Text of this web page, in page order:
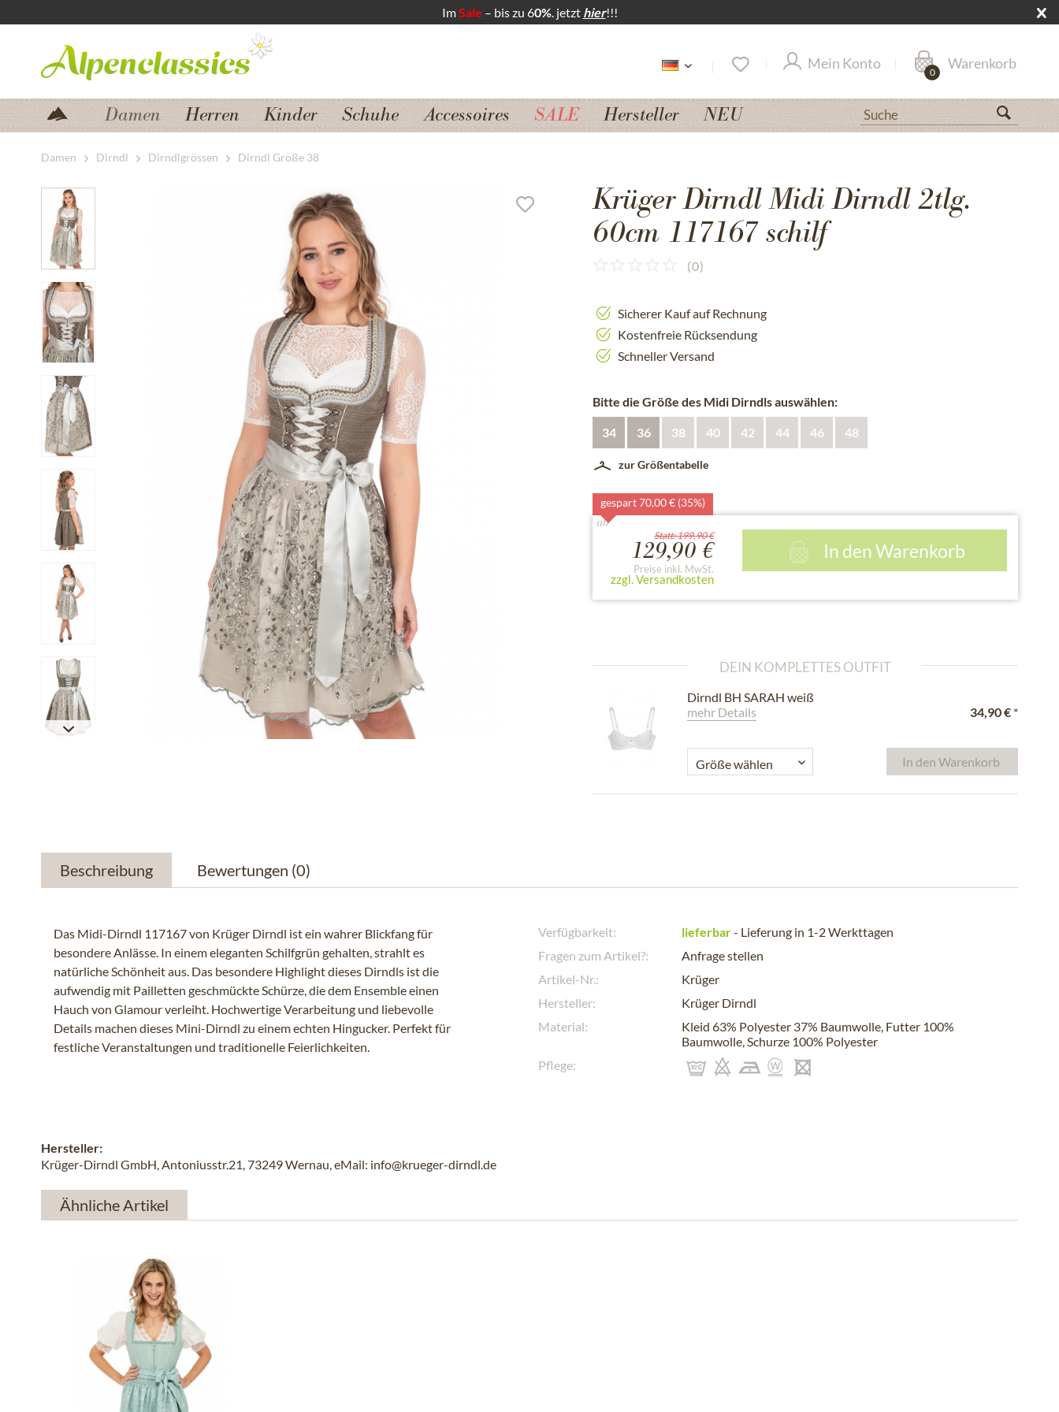
ImSale – bis zu 60%. jetzt hier!!!
Zum Hauptbereich springen
Mein Konto Warenkorb
0
Damen Herren Kinder Schuhe Accessoires SALE Hersteller NEU
Damen Dirndl Dirndlgrössen Dirndl Größe 38
Krüger Dirndl Midi Dirndl 2tlg.
60cm 117167 schilf
(0)
Sicherer Kauf auf Rechnung
Kostenfreie Rücksendung
Schneller Versand
Bitte die Größe des Midi Dirndls auswählen:
34 36 38 40 42 44 46 48
zur Größentabelle
Statt: 199,90 €
ab
129,90 €
gespart 70,00 € (35%)
Preise inkl. MwSt.
zzgl. Versandkosten
In denWarenkorb
DEIN KOMPLETTES OUTFIT
Dirndl BH SARAH weiß
34,90 € *
mehr Details
In den Warenkorb
Beschreibung Bewertungen (0)
Das Midi-Dirndl 117167 von Krüger Dirndl ist ein wahrer Blickfang für
besondere Anlässe. In einem eleganten Schilfgrün gehalten, strahlt es
natürliche Schönheit aus. Das besondere Highlight dieses Dirndls ist die
aufwendig mit Pailletten geschmückte Schürze, die dem Ensemble einen
Hauch von Glamour verleiht. Hochwertige Verarbeitung und liebevolle
Details machen dieses Mini-Dirndl zu einem echten Hingucker. Perfekt für
festliche Veranstaltungen und traditionelle Feierlichkeiten.
Verfügbarkeit: lieferbar- Lieferung in 1-2 Werkttagen
Fragen zum Artikel?:
Anfrage stellen
Artikel-Nr.:
Krüger
Hersteller:
Krüger Dirndl
Material:
Kleid 63% Polyester 37% Baumwolle, Futter 100%
Baumwolle, Schurze 100% Polyester
Pflege:
Hersteller:
Krüger-Dirndl GmbH, Antoniusstr.21, 73249 Wernau, eMail: info@krueger-dirndl.de
Ähnliche Artikel